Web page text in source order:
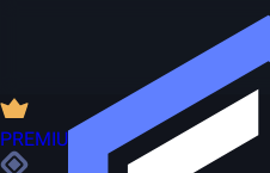
PREMIUM